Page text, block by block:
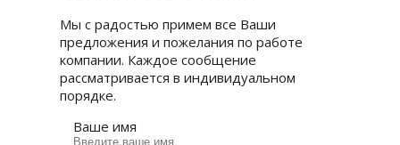
Мы с радостью примем все Ваши
предложения и пожелания по работе
компании. Каждое сообщение
рассматривается в индивидуальном
порядке.
Ваше имя